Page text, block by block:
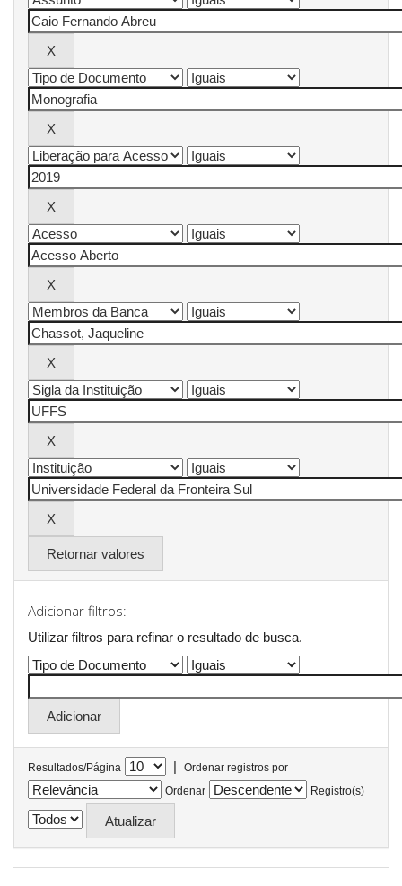
Retornar valores
Adicionar filtros:
Utilizar filtros para refinar o resultado de busca.
Resultados/Página |
Ordenar registros por
Ordenar
Registro(s)